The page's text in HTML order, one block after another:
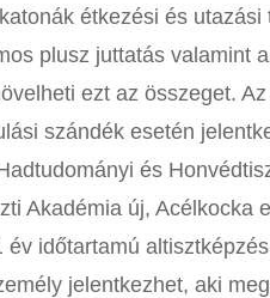
étkezési és utazási
plusz juttatás valamint
ezt az összeget.
szándék esetén
és
Akadémia új, Acélkocka
év időtartamú
jelentkezhet, aki